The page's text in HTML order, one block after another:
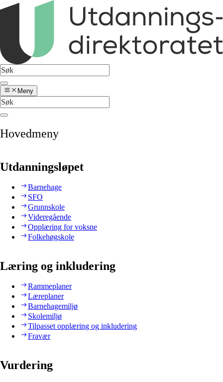
Meny
Hovedmeny
Utdanningsløpet
Barnehage
SFO
Grunnskole
Videregående
Opplæring for voksne
Folkehøgskole
Læring og inkludering
Rammeplaner
Læreplaner
Barnehagemiljø
Skolemiljø
Tilpasset opplæring og inkludering
Fravær
Vurdering